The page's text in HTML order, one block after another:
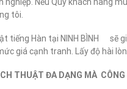
tôi.
tiếng Hàn tại NINH BÌNH sẽ
giá cạnh tranh. Lấy độ hài
THUẬT ĐA DẠNG MÀ